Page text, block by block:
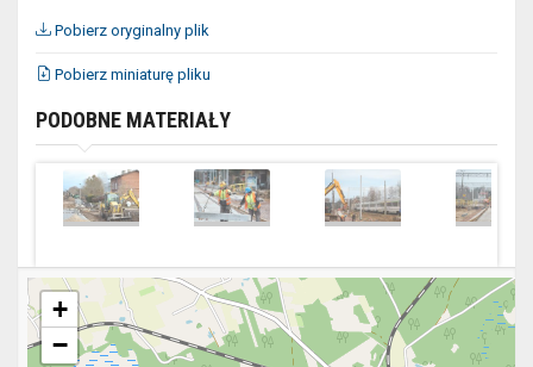
Pobierz oryginalny plik
Pobierz miniaturę pliku
PODOBNE MATERIAŁY
+
−